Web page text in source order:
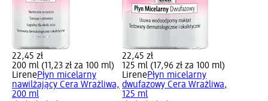
22,45 zł
200 ml (11,23 zł za 100 ml)
LirenePłyn micelarny
nawilżający Cera Wrażliwa,
200 ml
22,45 zł
125 ml (17,96 zł za 100 ml)
LirenePłyn micelarny
dwufazowy Cera Wrażliwa,
125 ml